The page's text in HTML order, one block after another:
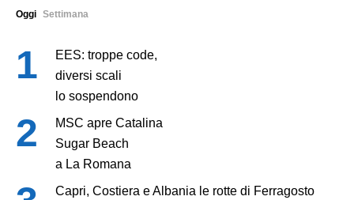
Oggi Settimana
EES: troppe code,
diversi scali
lo sospendono
MSC apre Catalina
Sugar Beach
a La Romana
Capri, Costiera e Albania le rotte di Ferragosto